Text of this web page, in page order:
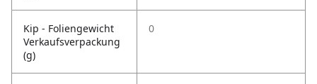
Kip - Foliengewicht
Verkaufsverpackung
(g)
0